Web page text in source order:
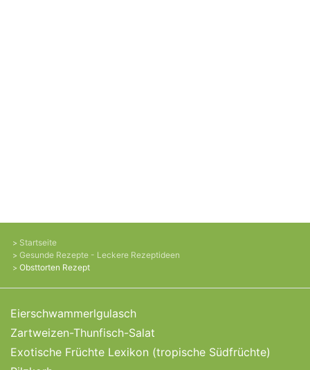
Startseite
Gesunde Rezepte - Leckere Rezeptideen
Obsttorten Rezept
Eierschwammerlgulasch
Zartweizen-Thunfisch-Salat
Exotische Früchte Lexikon (tropische Südfrüchte)